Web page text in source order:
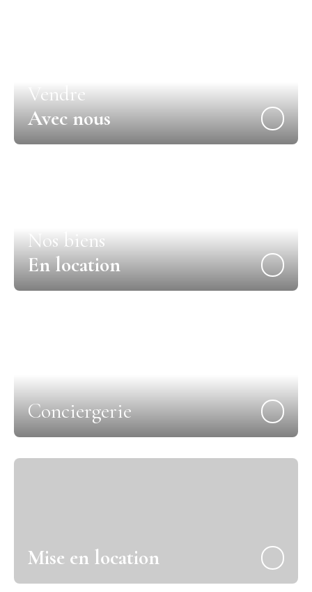
Vendre
Avec nous
Nos biens
En location
Conciergerie
Mise en location